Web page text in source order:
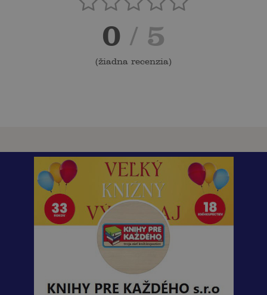
0 / 5
(žiadna recenzia)